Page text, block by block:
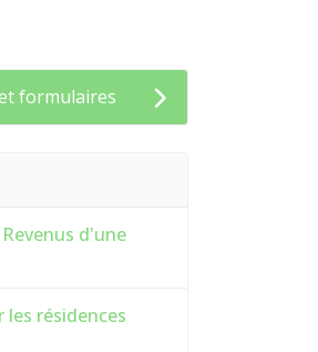
formulaires
d'une
résidences